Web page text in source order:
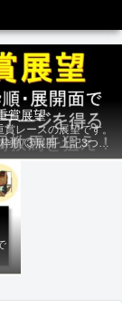
賞展望
レースの展望です。
順 ③展開 上記3つの
有利にレースを運べる
りの動きを加味して
を下します。